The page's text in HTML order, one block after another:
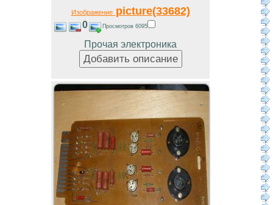
Изображениеpicture(33682)
0 Просмотров 6095
Прочая электроника